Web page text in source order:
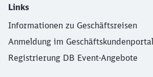
Links
Informationen zu Geschäftsreisen
Anmeldung im Geschäftskundenportal
Registrierung DB Event-Angebote